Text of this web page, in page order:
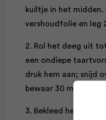
kuiltje in het midden.
vershoudfolie en leg
2. Rol het deeg uit
een ondiepe
druk hem aan; snijd
bewaar 30 minuten in
3. Bekleed het